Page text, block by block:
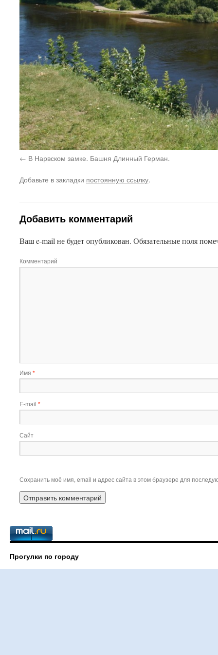
В Нарвском замке. Башня Длинный Герман.
Добавьте в закладки постоянную ссылку.
Добавить комментарий
Ваш e-mail не будет опубликован. Обязательные поля
Комментарий
Имя *
E-mail *
Сайт
Сохранить моё имя, email и адрес сайта в этом браузере для
Прогулки по городу